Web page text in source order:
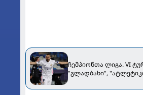
ჩემპიონთა ლიგა. VI
"გლადბახი",
ლიგაზე გადაერთვება